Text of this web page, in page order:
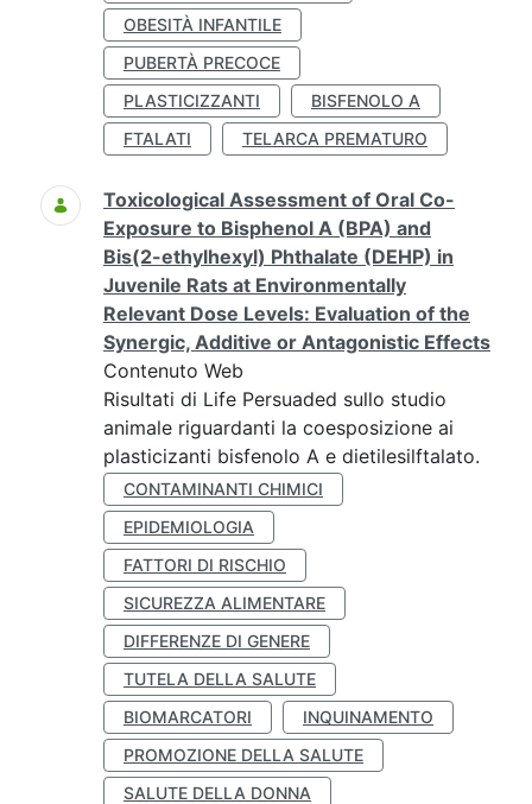
OBESITÀ INFANTILE
PUBERTÀ PRECOCE
PLASTICIZZANTI
BISFENOLO A
FTALATI
TELARCA PREMATURO
Toxicological Assessment of Oral Co-
Exposure to Bisphenol A (BPA) and
Bis(2-ethylhexyl) Phthalate (DEHP) in
Juvenile Rats at Environmentally
Relevant Dose Levels: Evaluation of the
Synergic, Additive or Antagonistic Effects
Contenuto Web
Risultati di Life Persuaded sullo studio
animale riguardanti la coesposizione ai
plasticizanti bisfenolo A e dietilesilftalato.
CONTAMINANTI CHIMICI
EPIDEMIOLOGIA
FATTORI DI RISCHIO
SICUREZZA ALIMENTARE
DIFFERENZE DI GENERE
TUTELA DELLA SALUTE
BIOMARCATORI
INQUINAMENTO
PROMOZIONE DELLA SALUTE
SALUTE DELLA DONNA